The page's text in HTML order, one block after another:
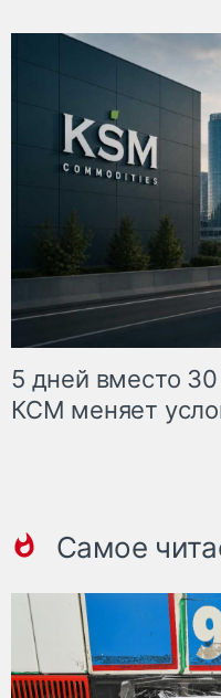
5 дней вместо
КСМ меняет
Самое